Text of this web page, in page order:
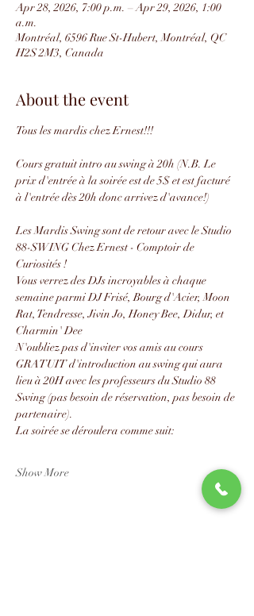
Apr 28, 2026, 7:00 p.m. – Apr 29, 2026, 1:00
a.m.
Montréal, 6596 Rue St-Hubert, Montréal, QC
H2S 2M3, Canada
About the event
Tous les mardis chez Ernest!!!
Cours gratuit intro au swing à 20h (N.B. Le
prix d'entrée à la soirée est de 5$ et est facturé
à l'entrée dès 20h donc arrivez d'avance!)
Les Mardis Swing sont de retour avec le Studio
88-SWING Chez Ernest - Comptoir de
Curiosités !
Vous verrez des DJs incroyables à chaque
semaine parmi DJ Frisé, Bourg d'Acier, Moon
Rat, Tendresse, Jivin Jo, Honey Bee, Didur, et
Charmin' Dee
N'oubliez pas d'inviter vos amis au cours
GRATUIT d'introduction au swing qui aura
lieu à 20H avec les professeurs du Studio 88
Swing (pas besoin de réservation, pas besoin de
partenaire).
La soirée se déroulera comme suit:
Show More